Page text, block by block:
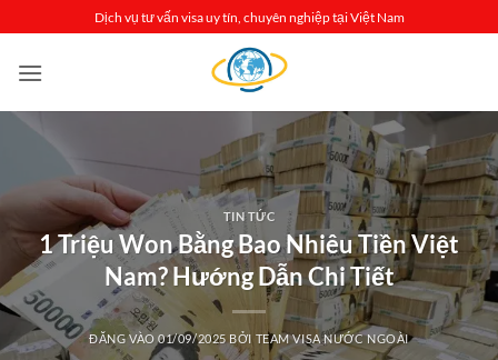
qua
nội
Dịch vụ tư vấn visa uy tín, chuyên nghiệp tại Việt Nam
TIN TỨC
1 Triệu Won Bằng Bao Nhiêu Tiền Việt
Nam? Hướng Dẫn Chi Tiết
ĐĂNG VÀO01/09/2025 BỞI TEAM VISA NƯỚC NGOÀI